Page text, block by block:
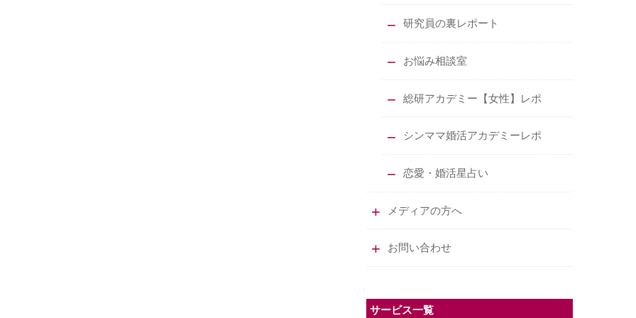
研究員の裏レポート
お悩み相談室
総研アカデミー【女性】レポ
シンママ婚活アカデミーレポ
恋愛・婚活星占い
メディアの方へ
お問い合わせ
サービス一覧